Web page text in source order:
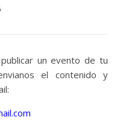
un evento de tu
el contenido y